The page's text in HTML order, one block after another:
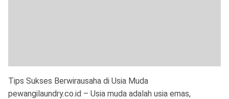
Tips Sukses Berwirausaha di Usia Muda
pewangilaundry.co.id – Usia muda adalah usia emas,